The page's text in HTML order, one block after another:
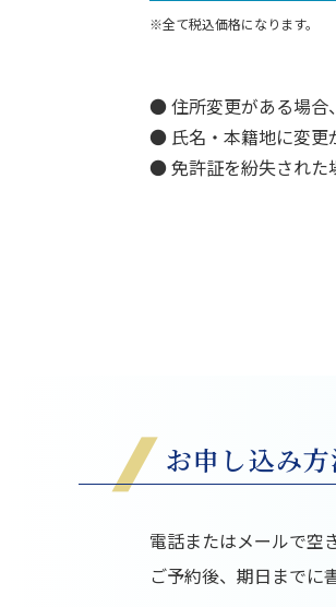
※全て税込価格になります。
● 住所変更がある場合
● 氏名・本籍地に変更
● 免許証を紛失された
お申し込み
電話またはメールで空
ご予約後、期日までに